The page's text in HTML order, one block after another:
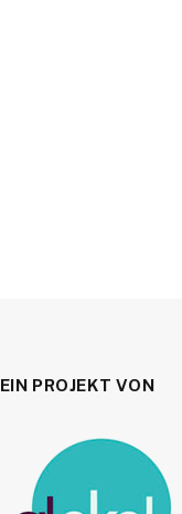
EIN PROJEKT VON